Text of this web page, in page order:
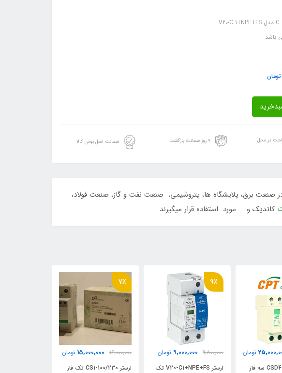
باشد
تومان
در محل ۷ روز ضمانت بازگشت ضمانت اصل بودن کالا
صنعت برق، پلایشگاه ها، پتروشیمی، صنعت نفت و گاز، صنعت فولاد،
کاتدیک و ... مورد استفاده قرار میگیرند.
9٪
9,800,000
9,000,000 تومان
ارستر V20-C1+NPE+FS تک
16,000,000
15,000,000 تومان
ارستر CS1-100/230 تک فاز
8٪
27,000,000
ارستر CSD4-40/400 سه فاز